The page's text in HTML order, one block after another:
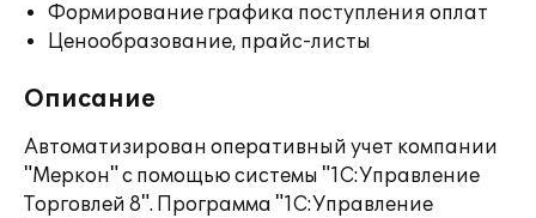
Формирование графика поступления оплат
Ценообразование, прайс-листы
Описание
Автоматизирован оперативный учет компании
"Меркон" с помощью системы "1С:Управление
Торговлей 8". Программа "1С:Управление